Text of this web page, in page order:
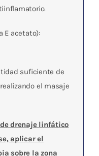
E acetato):
suficiente de
el masaje
drenaje linfático
aplicar el
sobre la zona